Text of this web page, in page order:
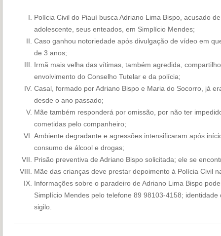
Polícia Civil do Piauí busca Adriano Lima Bispo, acusado
adolescente, seus enteados, em Simplício Mendes;
Caso ganhou notoriedade após divulgação de vídeo em
de 3 anos;
Irmã mais velha das vítimas, também agredida,
envolvimento do Conselho Tutelar e da polícia;
Casal, formado por Adriano Bispo e Maria do Socorro, já
desde o ano passado;
Mãe também responderá por omissão, por não ter
cometidas pelo companheiro;
Ambiente degradante e agressões intensificaram após
consumo de álcool e drogas;
Prisão preventiva de Adriano Bispo solicitada; ele se
Mãe das crianças deve prestar depoimento à Polícia Civil
Informações sobre o paradeiro de Adriano Lima Bispo
Simplício Mendes pelo telefone 89 98103-4158;
sigilo.